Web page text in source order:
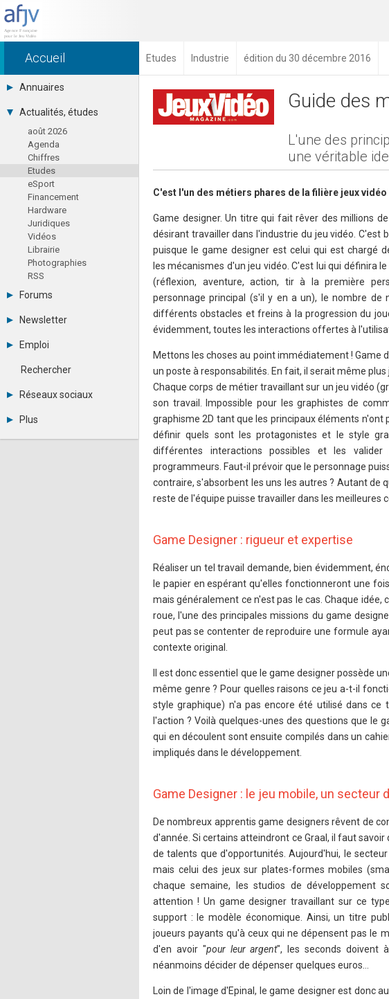
Accueil Etudes Industrie édition du 30 décembre 2016
Annuaires
Toutes les sociétés (691)
Studios (418)
Editeurs (49)
Distributeurs (16)
Hard. / Accessoires (10)
Middlewares (15)
Prestataires (99)
Assoc. / Syndicats (21)
Formations / Ecoles (46)
Presse spécialisée (17)
Actualités, études
août 2026
Agenda
Chiffres
Etudes
eSport
Financement
Hardware
Juridiques
Vidéos
Librairie
Photographies
RSS
Forums
Tous les forums
Se connecter
Messages privés
Contacter un modérateur
Newsletter
Archives
Abonnement
Emploi
Consulter les annonces
Observatoire de l'emploi
Rechercher
Réseaux sociaux
LinkedIn
Plus
Annonceurs
Guide des
L'une des
une véritable
C'est l'un des métiers phares de la filière jeux
Game designer. Un titre qui fait rêver des millions
désirant travailler dans l'industrie du jeu vidéo. C'est
puisque le game designer est celui qui est chargé
les mécanismes d'un jeu vidéo. C'est lui qui définira
(réflexion, aventure, action, tir à la première
personnage principal (s'il y en a un), le nombre de
différents obstacles et freins à la progression du
évidemment, toutes les interactions offertes à
Mettons les choses au point immédiatement ! Game
un poste à responsabilités. En fait, il serait même
Chaque corps de métier travaillant sur un jeu vidéo
son travail. Impossible pour les graphistes de
graphisme 2D tant que les principaux éléments
définir quels sont les protagonistes et le style
différentes interactions possibles et les
programmeurs. Faut-il prévoir que le personnage
contraire, s'absorbent les uns les autres ? Autant de
reste de l'équipe puisse travailler dans les meilleures
Game Designer : rigueur et expertise
Réaliser un tel travail demande, bien évidemment,
le papier en espérant qu'elles fonctionneront une
mais généralement ce n'est pas le cas. Chaque
roue, l'une des principales missions du game
peut pas se contenter de reproduire une formule
contexte original.
Il est donc essentiel que le game designer possède
même genre ? Pour quelles raisons ce jeu a-t-il
style graphique) n'a pas encore été utilisé dans
l'action ? Voilà quelques-unes des questions que le
qui en découlent sont ensuite compilés dans un
impliqués dans le développement.
Game Designer : le jeu mobile, un secteur
De nombreux apprentis game designers rêvent de
d'année. Si certains atteindront ce Graal, il faut
de talents que d'opportunités. Aujourd'hui, le
mais celui des jeux sur plates-formes mobiles
chaque semaine, les studios de développement
attention ! Un game designer travaillant sur ce
support : le modèle économique. Ainsi, un titre
joueurs payants qu'à ceux qui ne dépensent pas le
d'en avoir "pour leur argent", les seconds doivent
néanmoins décider de dépenser quelques euros…
Loin de l'image d'Epinal, le game designer est donc